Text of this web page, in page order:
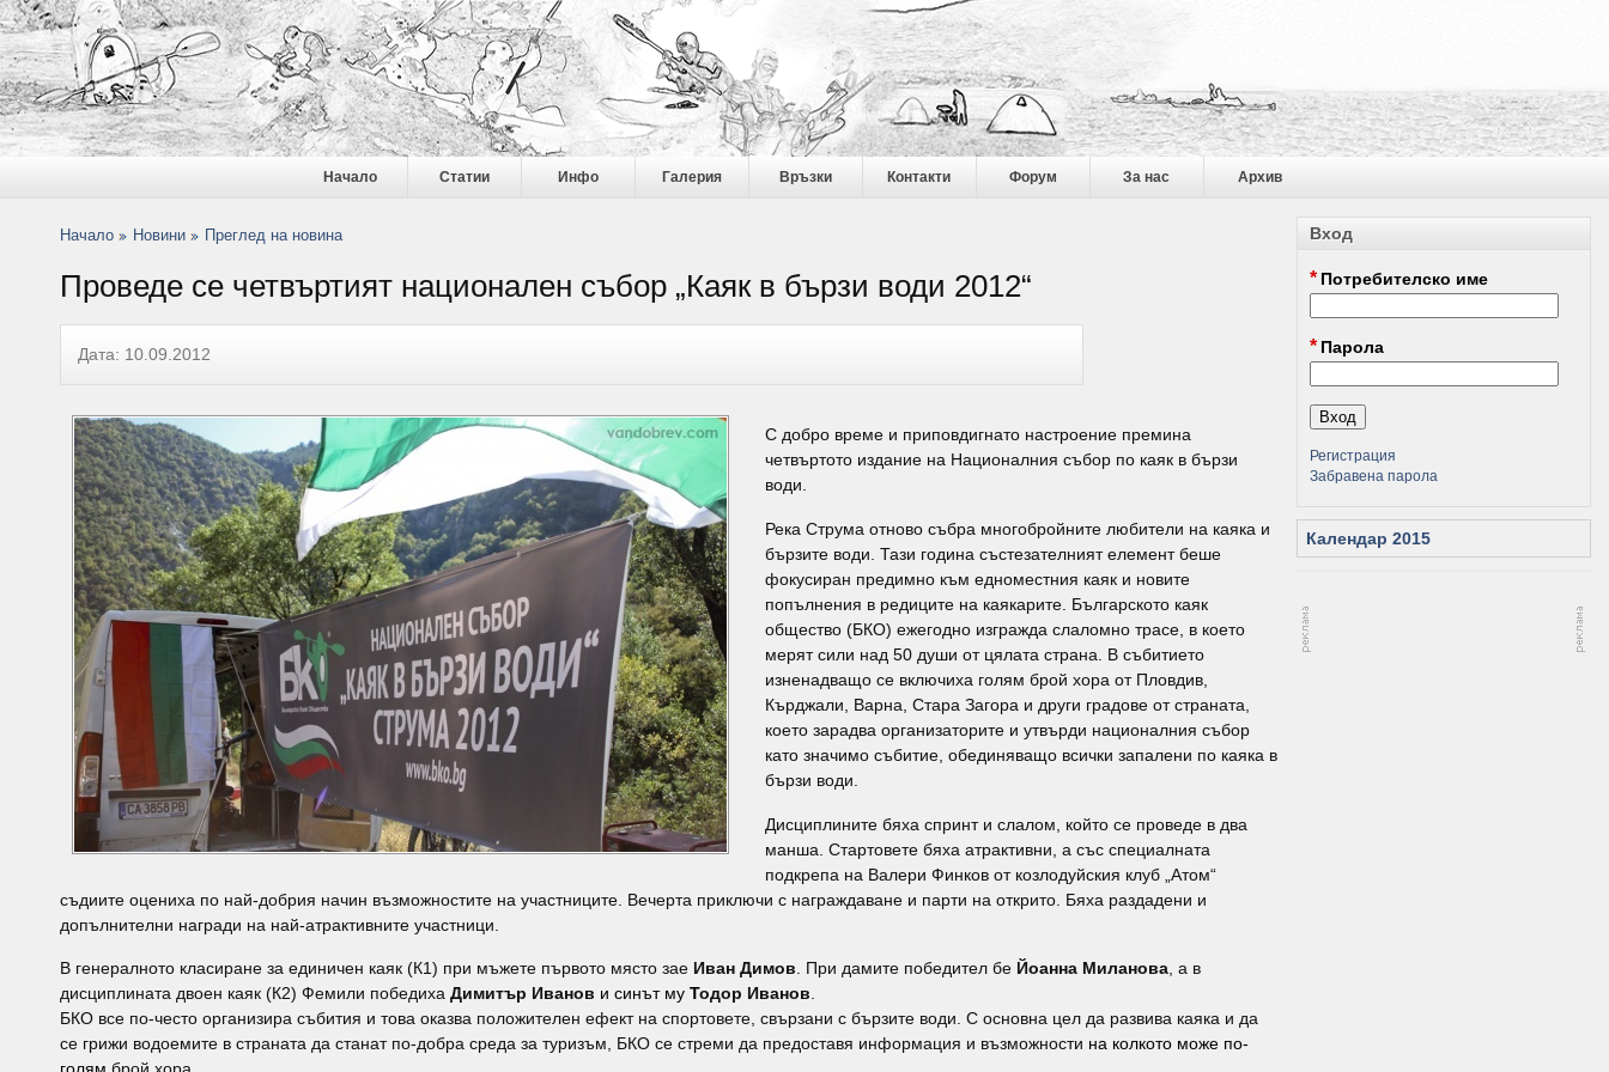
Начало Статии Инфо Галерия Връзки Контакти Форум За нас Архив
Начало Новини Преглед на новина
Проведе се четвъртият национален събор „Каяк в бързи води 2012“
Дата: 10.09.2012
С добро време и приповдигнато настроение премина
четвъртото издание на Националния събор по каяк в бързи
води.
Река Струма отново събра многобройните любители на каяка и
бързите води. Тази година състезателният елемент беше
фокусиран предимно към едноместния каяк и новите
попълнения в редиците на каякарите. Българското каяк
общество (БКО) ежегодно изгражда слаломно трасе, в което
мерят сили над 50 души от цялата страна. В събитието
изненадващо се включиха голям брой хора от Пловдив,
Кърджали, Варна, Стара Загора и други градове от страната,
което зарадва организаторите и утвърди националния събор
като значимо събитие, обединяващо всички запалени по каяка в
бързи води.
Дисциплините бяха спринт и слалом, който се проведе в два
манша. Стартовете бяха атрактивни, а със специалната
подкрепа на Валери Финков от козлодуйския клуб „Атом“
съдиите оцениха по най-добрия начин възможностите на участниците. Вечерта приключи с награждаване и парти на открито. Бяха раздадени и
допълнителни награди на най-атрактивните участници.
В генералното класиране за единичен каяк (К1) при мъжете първото място зае Иван Димов. При дамите победител бе Йоанна Миланова, а в
дисциплината двоен каяк (К2) Фемили победиха Димитър Иванов и синът му Тодор Иванов.
БКО все по-често организира събития и това оказва положителен ефект на спортовете, свързани с бързите води. С основна цел да развива каяка и да
се грижи водоемите в страната да станат по-добра среда за туризъм, БКО се стреми да предоставя информация и възможности на колкото може по-
Вход
* Потребителско име
* Парола
Регистрация
Забравена парола
Календар 2015